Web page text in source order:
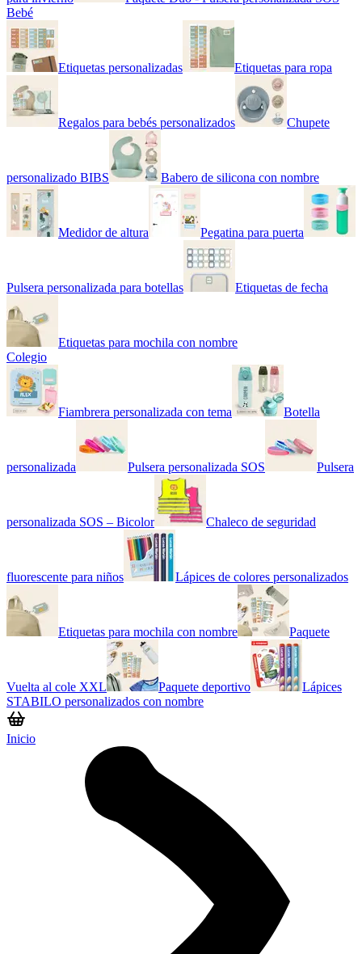
Bebé
Etiquetas personalizadas Etiquetas para ropa
Regalos para bebés personalizados Chupete
personalizado BIBS Babero de silicona con nombre
Medidor de altura Pegatina para puerta
Pulsera personalizada para botellas Etiquetas de fecha
Etiquetas para mochila con nombre
Colegio
Fiambrera personalizada con tema Botella
personalizada Pulsera personalizada SOS Pulsera
personalizada SOS – Bicolor Chaleco de seguridad
fluorescente para niños Lápices de colores personalizados
Etiquetas para mochila con nombre Paquete
Vuelta al cole XXL Paquete deportivo
Lápices
STABILO personalizados con nombre
Inicio